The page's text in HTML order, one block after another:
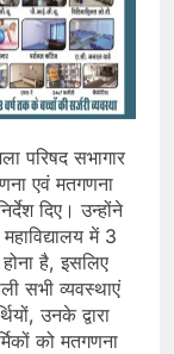
परिषद सभागार
एवं मतगणना
दिए। उन्होंने
में 3
है, इसलिए
सभी व्यवस्थाएं
उनके द्वारा
को मतगणना